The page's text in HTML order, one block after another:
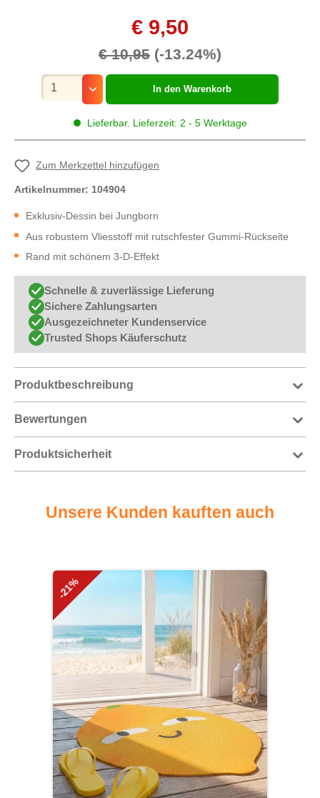
€ 9,50
€ 10,95 (-13.24%)
Lieferbar. Lieferzeit: 2 - 5 Werktage
Mengenauswahl
In den Warenkorb
Zum Merkzettel hinzufügen
Artikelnummer: 104904
Exklusiv-Dessin bei Jungborn
Aus robustem Vliesstoff mit rutschfester Gummi-Rückseite
Rand mit schönem 3-D-Effekt
Schnelle & zuverlässige Lieferung
Sichere Zahlungsarten
Ausgezeichneter Kundenservice
Trusted Shops Käuferschutz
Produktbeschreibung
Bewertungen
Produktsicherheit
Unsere Kunden kauften auch
Produktgalerie überspringen
-21%